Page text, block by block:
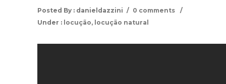
Posted By : danieldazzini / 0 comments
/
Under : locução, locução natural